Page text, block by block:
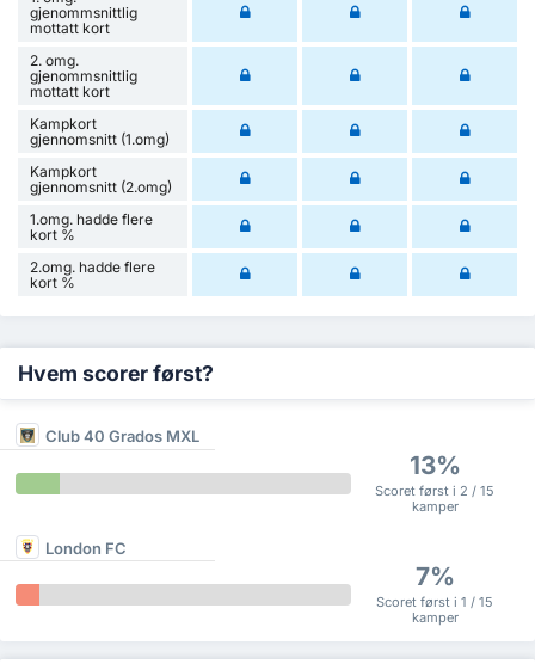
gjenommsnittlig
mottatt kort
2. omg.
gjenommsnittlig
mottatt kort
Kampkort
gjennomsnitt (1.omg)
Kampkort
gjennomsnitt (2.omg)
1.omg. hadde flere
kort %
2.omg. hadde flere
kort %
Hvem scorer først?
Club 40 Grados MXL
13%
Scoret først i 2 / 15
kamper
London FC
7%
Scoret først i 1 / 15
kamper